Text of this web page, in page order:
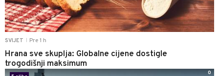
SVIJET Pre 1 h
Hrana sve skuplja: Globalne cijene dostigle
trogodišnji maksimum
0